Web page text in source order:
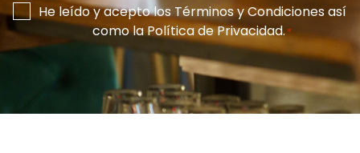
Consentimiento
*
He leído y acepto losTérminos y Condicionesasí
como laPolítica de Privacidad.*